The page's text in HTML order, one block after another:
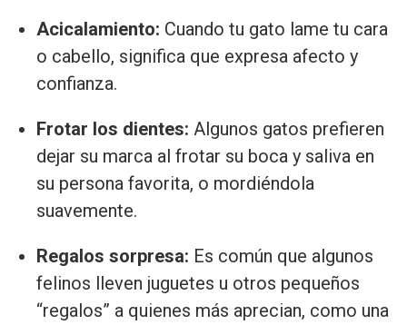
Acicalamiento: Cuando tu gato lame tu cara
o cabello, significa que expresa afecto y
confianza.
Frotar los dientes: Algunos gatos prefieren
dejar su marca al frotar su boca y saliva en
su persona favorita, o mordiéndola
suavemente.
Regalos sorpresa: Es común que algunos
felinos lleven juguetes u otros pequeños
“regalos” a quienes más aprecian, como una